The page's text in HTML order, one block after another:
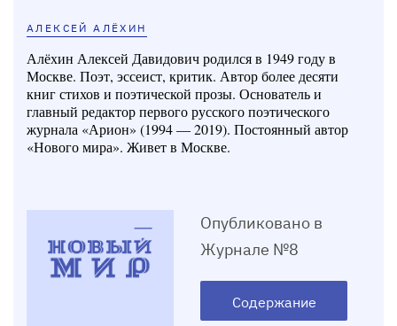
АЛЕКСЕЙ АЛЁХИН
Алёхин Алексей Давидович родился в 1949 году в
Москве. Поэт, эссеист, критик. Автор более десяти
книг стихов и поэтической прозы. Основатель и
главный редактор первого русского поэтического
журнала «Арион» (1994 — 2019). Постоянный автор
«Нового мира». Живет в Москве.
Опубликовано в
Журнале №8
Содержание